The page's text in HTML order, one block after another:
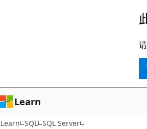
容
Learn
Learn SQL SQL Server